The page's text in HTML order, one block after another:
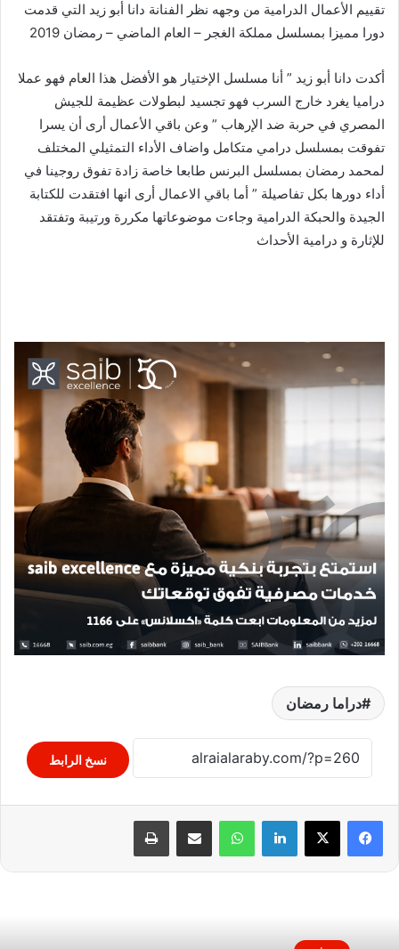
تقييم الأعمال الدرامية من وجهه نظر الفنانة دانا أبو زيد التي قدمت
دورا مميزا بمسلسل مملكة الغجر – العام الماضي – رمضان 2019
أكدت دانا أبو زيد ” أنا مسلسل الإختيار هو الأفضل هذا العام فهو عملا
دراميا يغرد خارج السرب فهو تجسيد لبطولات عظيمة للجيش
المصري في حربة ضد الإرهاب ” وعن باقي الأعمال أرى أن يسرا
تفوقت بمسلسل درامي متكامل واضاف الأداء التمثيلي المختلف
لمحمد رمضان بمسلسل البرنس طابعا خاصة زادة تفوق روجينا في
أداء دورها بكل تفاصيلة ” أما باقي الاعمال أرى انها افتقدت للكتابة
الجيدة والحبكة الدرامية وجاءت موضوعاتها مكررة ورتيبة وتفتقد
للإثارة و درامية الأحداث
دراما رمضان
نسخ الرابط
لينكدإن واتساب مشاركة عبر البريد طباعة